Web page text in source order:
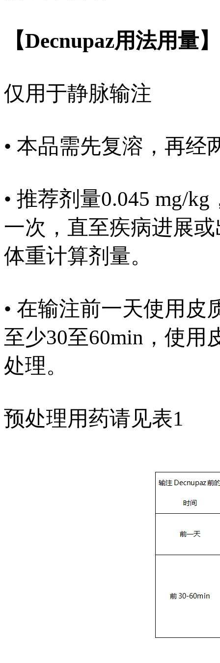
【Decnupaz用法用量】
仅用于静脉输注
• 本品需先复溶，再经
• 推荐剂量0.045 mg/
一次，直至疾病进展
体重计算剂量。
• 在输注前一天使用皮
至少30至60min，使用
处理。
预处理用药请见表1